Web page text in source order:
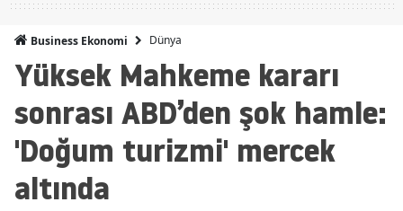
Business Ekonomi Dünya
Yüksek Mahkeme kararı
sonrası ABD’den şok hamle:
'Doğum turizmi' mercek
altında